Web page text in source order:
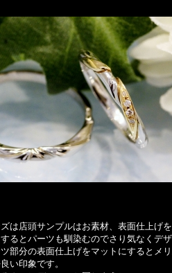
は店頭サンプルはお素材、表面仕上げを
るとパーツも馴染むのでさり気なくデ
部分の表面仕上げをマットにするとメ
い印象です。